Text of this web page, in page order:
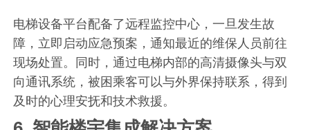
电梯设备平台配备了远程监控中心，一旦发生故
障，立即启动应急预案，通知最近的维保人员前往
现场处置。同时，通过电梯内部的高清摄像头与双
向通讯系统，被困乘客可以与外界保持联系，得到
及时的心理安抚和技术救援。